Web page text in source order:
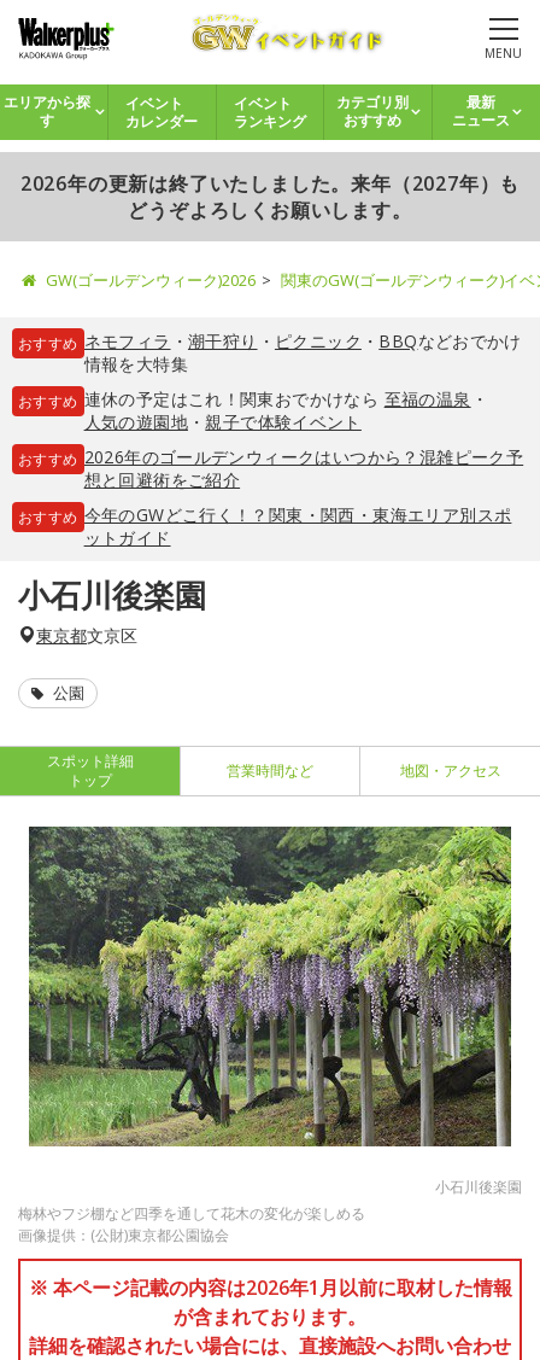
MENU
エリアから探
す
イベント
カレンダー
イベント
ランキング
カテゴリ別
おすすめ
最新
ニュース
2026年の更新は終了いたしました。来年（2027年）も
どうぞよろしくお願いします。
GW(ゴールデンウィーク)2026 関東のGW(ゴールデンウィーク)イ
おすすめ ネモフィラ ・ 潮干狩り ・ ピクニック ・ BBQなどおでかけ
情報を大特集
おすすめ 連休の予定はこれ！関東おでかけなら 至福の温泉 ・
人気の遊園地・親子で体験イベント
おすすめ 2026年のゴールデンウィークはいつから？混雑ピーク予
想と回避術をご紹介
おすすめ 今年のGWどこ行く！？関東・関西・東海エリア別スポ
ットガイド
小石川後楽園
東京都文京区
公園
スポット詳細
トップ
営業時間など 地図・アクセス
小石川後楽園
梅林やフジ棚など四季を通して花木の変化が楽しめる
画像提供：(公財)東京都公園協会
※ 本ページ記載の内容は2026年1月以前に取材した情報
が含まれております。
詳細を確認されたい場合には、直接施設へお問い合わせ